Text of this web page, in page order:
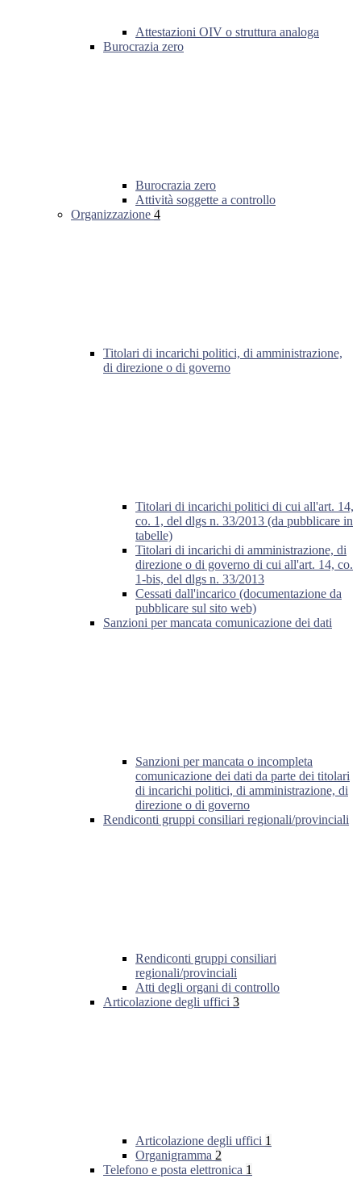
Attestazioni OIV o struttura analoga
Burocrazia zero
Burocrazia zero
Attività soggette a controllo
Organizzazione 4
Titolari di incarichi politici, di amministrazione,
di direzione o di governo
Titolari di incarichi politici di cui all'art. 14,
co. 1, del dlgs n. 33/2013 (da pubblicare in
tabelle)
Titolari di incarichi di amministrazione, di
direzione o di governo di cui all'art. 14, co.
1-bis, del dlgs n. 33/2013
Cessati dall'incarico (documentazione da
pubblicare sul sito web)
Sanzioni per mancata comunicazione dei dati
Sanzioni per mancata o incompleta
comunicazione dei dati da parte dei titolari
di incarichi politici, di amministrazione, di
direzione o di governo
Rendiconti gruppi consiliari regionali/provinciali
Rendiconti gruppi consiliari
regionali/provinciali
Atti degli organi di controllo
Articolazione degli uffici 3
Articolazione degli uffici 1
Organigramma 2
Telefono e posta elettronica 1